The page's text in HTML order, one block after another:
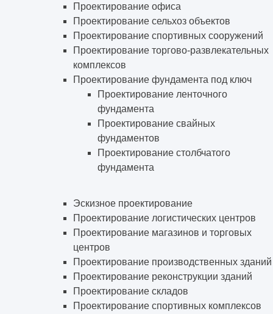
Проектирование офиса
Проектирование сельхоз объектов
Проектирование спортивных сооружений
Проектирование торгово-развлекательных
комплексов
Проектирование фундамента под ключ
Проектирование ленточного
фундамента
Проектирование свайных
фундаментов
Проектирование столбчатого
фундамента
Эскизное проектирование
Проектирование логистических центров
Проектирование магазинов и торговых
центров
Проектирование производственных зданий
Проектирование реконструкции зданий
Проектирование складов
Проектирование спортивных комплексов